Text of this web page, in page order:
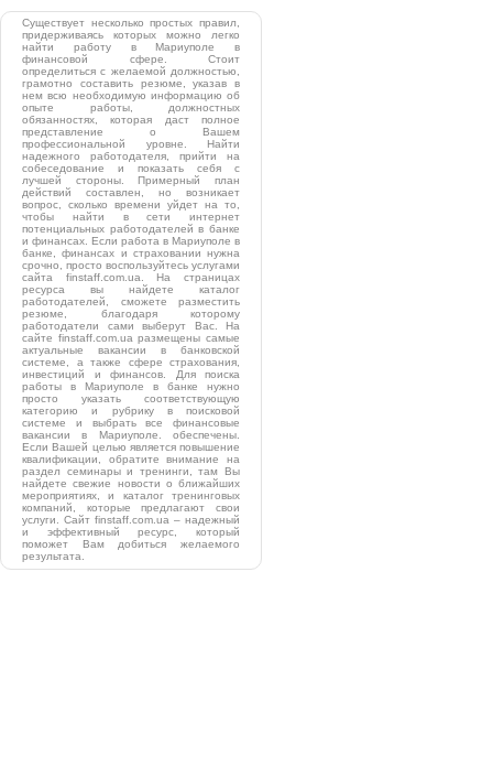
Существует несколько простых правил,
придерживаясь которых можно легко
найти работу в Мариуполе в
финансовой сфере. Стоит
определиться с желаемой должностью,
грамотно составить резюме, указав в
нем всю необходимую информацию об
опыте работы, должностных
обязанностях, которая даст полное
представление о Вашем
профессиональной уровне. Найти
надежного работодателя, прийти на
собеседование и показать себя с
лучшей стороны. Примерный план
действий составлен, но возникает
вопрос, сколько времени уйдет на то,
чтобы найти в сети интернет
потенциальных работодателей в банке
и финансах. Если работа в Мариуполе в
банке, финансах и страховании нужна
срочно, просто воспользуйтесь услугами
сайта finstaff.com.ua. На страницах
ресурса вы найдете каталог
работодателей, сможете разместить
резюме, благодаря которому
работодатели сами выберут Вас. На
сайте finstaff.com.ua размещены самые
актуальные вакансии в банковской
системе, а также сфере страхования,
инвестиций и финансов. Для поиска
работы в Мариуполе в банке нужно
просто указать соответствующую
категорию и рубрику в поисковой
системе и выбрать все финансовые
вакансии в Мариуполе. обеспечены.
Если Вашей целью является повышение
квалификации, обратите внимание на
раздел семинары и тренинги, там Вы
найдете свежие новости о ближайших
мероприятиях, и каталог тренинговых
компаний, которые предлагают свои
услуги. Сайт finstaff.com.ua – надежный
и эффективный ресурс, который
поможет Вам добиться желаемого
результата.